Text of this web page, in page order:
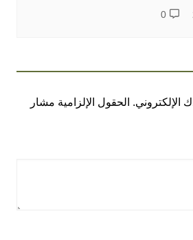
0
الإلكتروني. الحقول الإلزامية مشار